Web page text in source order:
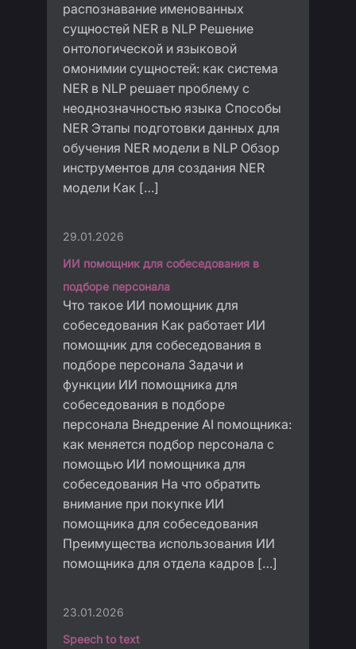
распознавание именованных
сущностей NER в NLP Решение
онтологической и языковой
омонимии сущностей: как система
NER в NLP решает проблему с
неоднозначностью языка Способы
NER Этапы подготовки данных для
обучения NER модели в NLP Обзор
инструментов для создания NER
модели Как […]
29.01.2026
ИИ помощник для собеседования в
подборе персонала
Что такое ИИ помощник для
собеседования Как работает ИИ
помощник для собеседования в
подборе персонала Задачи и
функции ИИ помощника для
собеседования в подборе
персонала Внедрение AI помощника:
как меняется подбор персонала с
помощью ИИ помощника для
собеседования На что обратить
внимание при покупке ИИ
помощника для собеседования
Преимущества использования ИИ
помощника для отдела кадров […]
23.01.2026
Speech to text